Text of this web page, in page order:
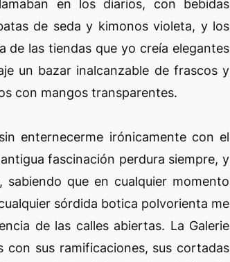
en los diarios, con bebidas
de seda y kimonos violeta, y los
de las tiendas que yo creía elegantes
un bazar inalcanzable de frascos y
con mangos transparentes.
enternecerme irónicamente con el
fascinación perdura siempre, y
que en cualquier momento
sórdida botica polvorienta me
de las calles abiertas. La Galerie
con sus ramificaciones, sus cortadas